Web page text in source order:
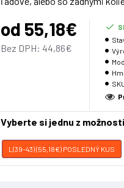
Parametre:
Materiál tvrdej topánky: PP
Vložka: priedušná
Nie je určené pre komerčné
EÚ S
od 55,18€
Bez DPH: 44,86€
Vyberte si jednu z
L(39-43) (55,18€) POSLEDNÝ KUS